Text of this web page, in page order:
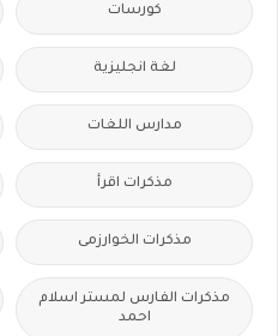
كورسات
لغة انجليزية
مدارس اللغات
مذكرات اقرأ
مذكرات الخوارزمى
مذكرات الفارس لمستر اسلام
احمد